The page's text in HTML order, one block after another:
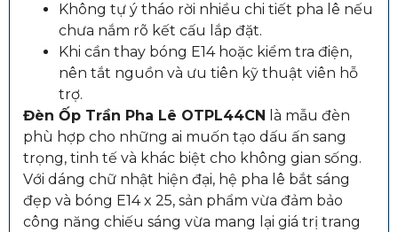
Không tự ý tháo rời nhiều chi tiết pha lê nếu
chưa nắm rõ kết cấu lắp đặt.
Khi cần thay bóng E14 hoặc kiểm tra điện,
nên tắt nguồn và ưu tiên kỹ thuật viên hỗ
trợ.
Đèn Ốp Trần Pha Lê OTPL44CN là mẫu đèn
phù hợp cho những ai muốn tạo dấu ấn sang
trọng, tinh tế và khác biệt cho không gian sống.
Với dáng chữ nhật hiện đại, hệ pha lê bắt sáng
đẹp và bóng E14 x 25, sản phẩm vừa đảm bảo
công năng chiếu sáng vừa mang lại giá trị trang